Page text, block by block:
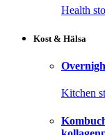
Health
Kost & Hälsa
Kitchen